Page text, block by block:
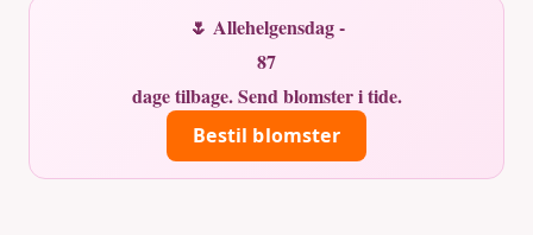
🌷 Allehelgensdag -
87
dage tilbage. Send blomster i tide.
Bestil blomster